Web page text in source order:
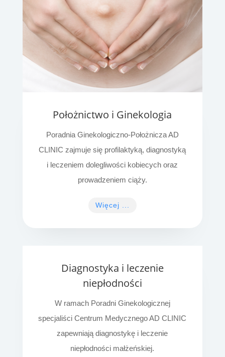
Położnictwo i Ginekologia
Poradnia Ginekologiczno-Położnicza AD
CLINIC zajmuje się profilaktyką, diagnostyką
i leczeniem dolegliwości kobiecych oraz
prowadzeniem ciąży.
Więcej ...
Diagnostyka i leczenie
niepłodności
W ramach Poradni Ginekologicznej
specjaliści Centrum Medycznego AD CLINIC
zapewniają diagnostykę i leczenie
niepłodności małżeńskiej.